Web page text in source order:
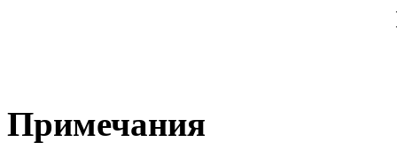
Примечания